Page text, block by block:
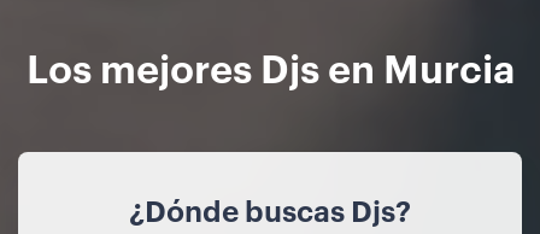
Los mejores Djs en Murcia
¿Dónde buscas Djs?